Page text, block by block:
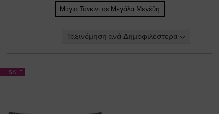
Μαγιό Τανκίνι σε Μεγάλα Μεγέθη
SALE